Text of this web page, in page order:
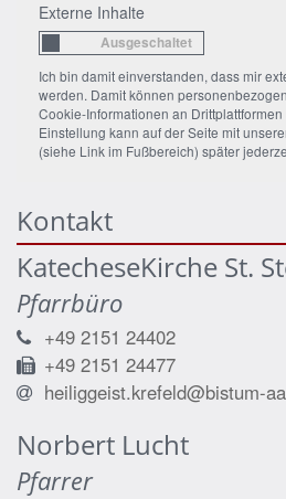
Externe Inhalte
Ich bin damit einverstanden, dass mir
werden. Damit können
Cookie-Informationen an
Einstellung kann auf der Seite mit
(siehe Link im Fußbereich) später
Kontakt
KatecheseKirche St.
Pfarrbüro
+49 2151 24402
+49 2151 24477
heiliggeist.krefeld@bistum-
Norbert Lucht
Pfarrer